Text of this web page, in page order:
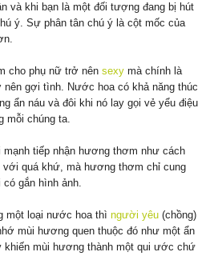
và khi bạn là một đối tượng đang bị hút
ý. Sự phân tân chú ý là cột mốc của
cho phụ nữ trở nên sexy mà chính là
gợi tình. Nước hoa có khả năng thúc
ẩn náu và đôi khi nó lay gọi vẻ yểu điệu
mỗi chúng ta.
mạnh tiếp nhận hương thơm như cách
với quá khứ, mà hương thơm chỉ cung
gắn hình ảnh.
một loại nước hoa thì người yêu (chồng)
mùi hương quen thuộc đó như một ẩn
khiến mùi hương thành một qui ước chứ